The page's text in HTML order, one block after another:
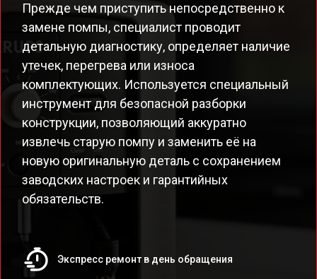
Прежде чем приступить непосредственно к
замене помпы, специалист проводит
детальную диагностику, определяет наличие
утечек, перегрева или износа
комплектующих. Используется специальный
инструмент для безопасной разборки
конструкции, позволяющий аккуратно
извлечь старую помпу и заменить её на
новую оригинальную деталь с сохранением
заводских настроек и гарантийных
обязательств.
Экспресс ремонт в день обращения